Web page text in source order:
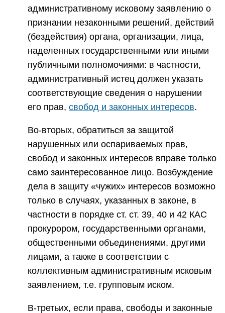
административному исковому заявлению о
признании незаконными решений, действий
(бездействия) органа, организации, лица,
наделенных государственными или иными
публичными полномочиями: в частности,
административный истец должен указать
соответствующие сведения о нарушении
его прав, свобод и законных интересов.
Во-вторых, обратиться за защитой
нарушенных или оспариваемых прав,
свобод и законных интересов вправе только
само заинтересованное лицо. Возбуждение
дела в защиту «чужих» интересов возможно
только в случаях, указанных в законе, в
частности в порядке ст. ст. 39, 40 и 42 КАС
прокурором, государственными органами,
общественными объединениями, другими
лицами, а также в соответствии с
коллективным административным исковым
заявлением, т.е. групповым иском.
В-третьих, если права, свободы и законные